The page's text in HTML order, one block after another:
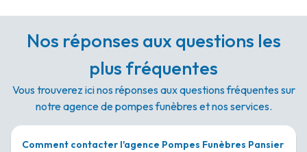
Nos réponses aux questions les
plus fréquentes
Vous trouverez ici nos réponses aux questions fréquentes sur
notre agence de pompes funèbres et nos services.
Comment contacter l'agence Pompes Funèbres Pansier